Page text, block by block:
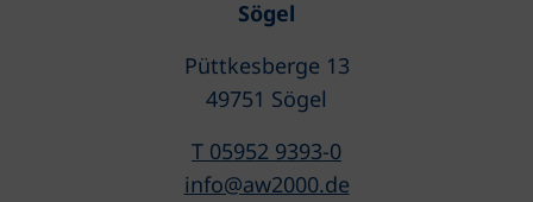
Sögel
Püttkesberge 13
49751 Sögel
T 05952 9393-0
info@aw2000.de